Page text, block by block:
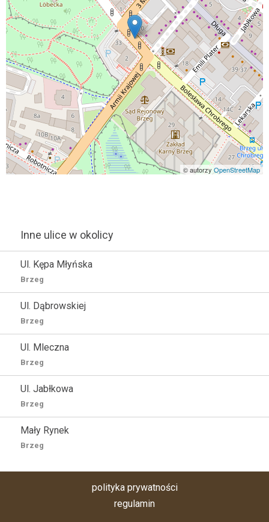
© autorzy OpenStreetMap
Inne ulice w okolicy
Ul. Kępa Młyńska
Brzeg
Ul. Dąbrowskiej
Brzeg
Ul. Mleczna
Brzeg
Ul. Jabłkowa
Brzeg
Mały Rynek
Brzeg
polityka prywatności
regulamin